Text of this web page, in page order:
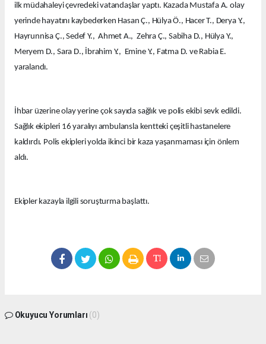
ilk müdahaleyi çevredeki vatandaşlar yaptı. Kazada Mustafa A. olay
yerinde hayatını kaybederken Hasan Ç., Hülya Ö., Hacer T., Derya Y.,
Hayrunnisa Ç., Sedef Y., Ahmet A., Zehra Ç., Sabiha D., Hülya Y.,
Meryem D., Sara D., İbrahim Y., Emine Y., Fatma D. ve Rabia E.
yaralandı.
İhbar üzerine olay yerine çok sayıda sağlık ve polis ekibi sevk edildi.
Sağlık ekipleri 16 yaralıyı ambulansla kentteki çeşitli hastanelere
kaldırdı. Polis ekipleri yolda ikinci bir kaza yaşanmaması için önlem
aldı.
Ekipler kazayla ilgili soruşturma başlattı.
Okuyucu Yorumları (0)